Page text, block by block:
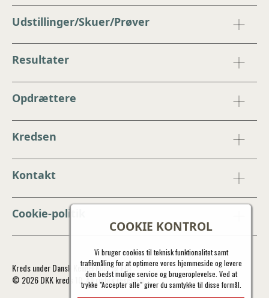
COOKIE KONTROL
Vi bruger cookies til teknisk funktionalitet samt
trafikmåling for at optimere vores hjemmeside og levere
den bedst mulige service og brugeroplevelse. Ved at
trykke "Accepter alle" giver du samtykke til disse formål.
Udstillinger/Skuer/Prøver
Resultater
Opdrættere
Kredsen
Kontakt
Cookie-politik
Kreds under Dansk Kennel Klub og FCI
© 2026 DKK kreds 10. All rights reserved.